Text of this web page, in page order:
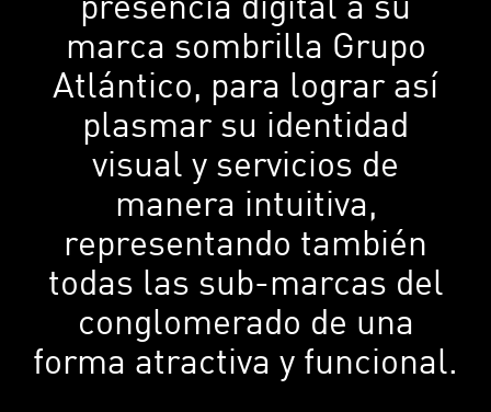
marca sombrilla Grupo
Atlántico, para lograr así
plasmar su identidad
visual y servicios de
manera intuitiva,
representando también
todas las sub-marcas del
conglomerado de una
forma atractiva y funcional.